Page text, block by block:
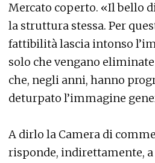
Mercato coperto. «Il bello
la struttura stessa. Per
fattibilità lascia intonso
solo che vengano
che, negli anni, hanno
deturpato l’immagine
A dirlo la Camera di
risponde, indirettamente, a